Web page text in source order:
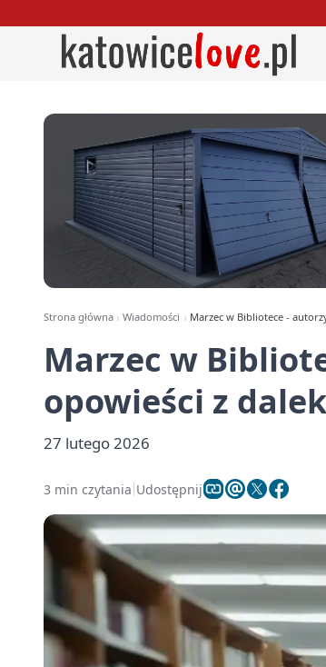
Strona główna Wiadomości Marzec w Bibliotece -
Marzec w
opowieści z
27 lutego 2026
3 min czytania Udostępnij